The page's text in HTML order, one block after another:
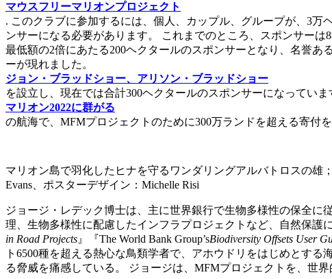
マウスフリーマリオンプロジェクト
. このクラブに参加するには、個人、カップル、グループが、3万
ンサーになる必要があります。 これまでのところ、スポンサー
最低額の2倍にあたる200ヘクタールのスポンサーとなり、名誉
ーが現れました。
ジョン・ブラッドショー、アリソン・ブラッドショー
を設立し、現在では合計300ヘクタールのスポンサーになってい
マリオン2022に群がる
の航海で、MFMプロジェクトのために300万ランドを超える寄付を
マリオン島で羽化したヒナを守るワンダリングアルバトロスの雄
Evans、ポスターデザイン：Michelle Risi
ジョージ・レデック博士は、主に世界銀行で生物多様性の保全
理、生物多様性に配慮したインフラプロジェクトなど、自然保護
in Road Projects』『The World Bank Group’sBiodiversity Offsets User
ト6500種を超える熱心な鳥類学者で、アホウドリをはじめとす
る脅威を痛感している。 ジョージは、MFMプロジェクトを、世